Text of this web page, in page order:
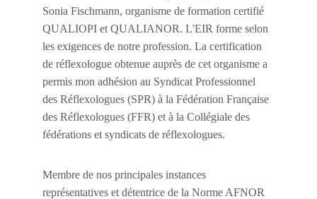
Sonia Fischmann, organisme de formation certifié
QUALIOPI et QUALIANOR. L'EIR forme selon
les exigences de notre profession. La certification
de réflexologue obtenue auprès de cet organisme a
permis mon adhésion au Syndicat Professionnel
des Réflexologues (SPR) à la Fédération Française
des Réflexologues (FFR) et à la Collégiale des
fédérations et syndicats de réflexologues.
Membre de nos principales instances
représentatives et détentrice de la Norme AFNOR